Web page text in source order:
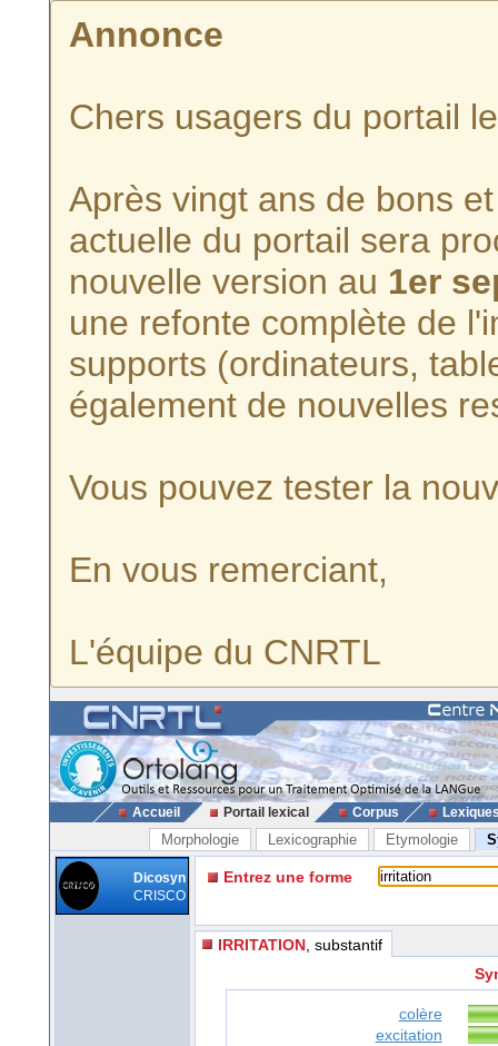
Annonce
Chers usagers du portail
Après vingt ans de bons
actuelle du portail sera
nouvelle version au 1er
une refonte complète de
supports (ordinateurs,
également de nouvelles
Vous pouvez tester la
En vous remerciant,
L'équipe du CNRTL
Accueil Portail lexical Corpus
Morphologie Lexicographie Etymologie
Dicosyn
CRISCO
Entrez une forme
IRRITATION , substantif
colère
excitation